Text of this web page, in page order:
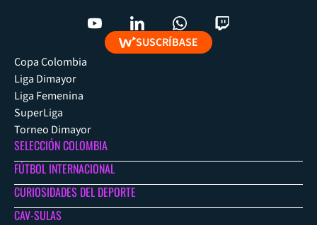
SUSCRÍBASE
Copa Colombia
Liga Dimayor
Liga Femenina
SuperLiga
Torneo Dimayor
SELECCIÓN COLOMBIA
FÚTBOL INTERNACIONAL
CURIOSIDADES DEL DEPORTE
CAV-SULAS